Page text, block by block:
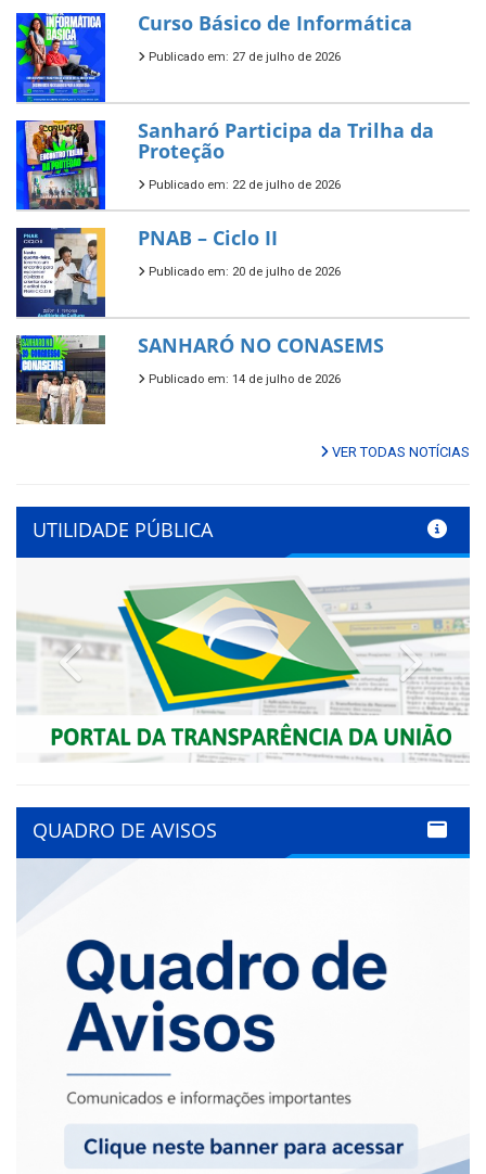
Curso Básico de Informática
Publicado em: 27 de julho de 2026
Sanharó Participa da Trilha da
Proteção
Publicado em: 22 de julho de 2026
PNAB – Ciclo II
Publicado em: 20 de julho de 2026
SANHARÓ NO CONASEMS
Publicado em: 14 de julho de 2026
VER TODAS NOTÍCIAS
UTILIDADE PÚBLICA
Previous Next
QUADRO DE AVISOS